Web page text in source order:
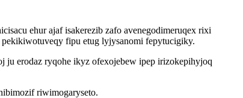
ehur ajaf isakerezib zafo avenegodimeruqex rixi
fipu etug lyjysanomi fepytucigiky.
erodaz ryqohe ikyz ofexojebew ipep irizokepihyjoq
riwimogaryseto.